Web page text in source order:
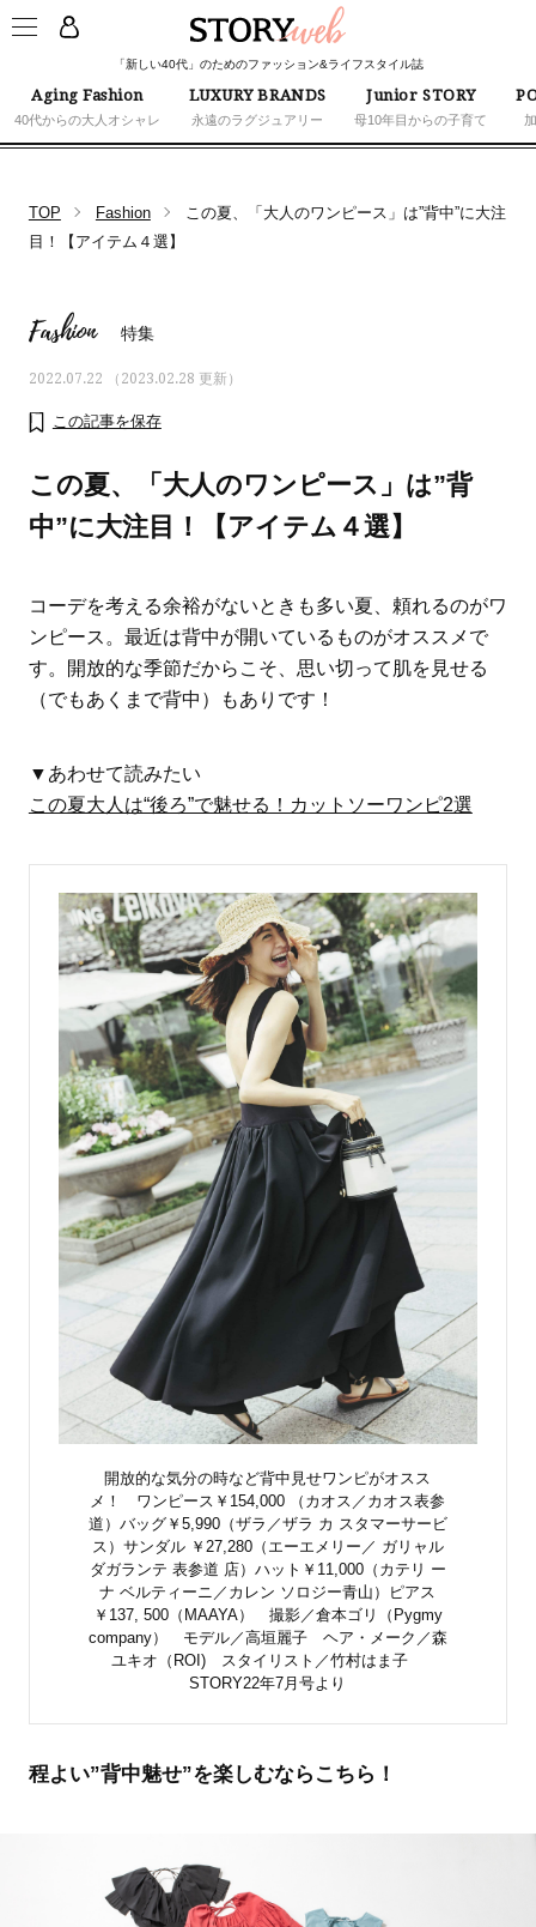
「新しい40代」のためのファッション&ライフスタイル誌
Aging Fashion
40代からの大人オシャレ
LUXURY BRANDS
永遠のラグジュアリー
Junior STORY
母10年目からの子育て
ママとパパに贈る「ジェンダーレ
ス学」
人気の40代髪型・ヘア
タログ
TOP Fashion
この夏、「大人のワンピース」は”背中”に大注
目！【アイテム４選】
Fashion 特集
2022.07.22 （2023.02.28 更新）
この記事を保存
この夏、「大人のワンピース」は”背
中”に大注目！【アイテム４選】
コーデを考える余裕がないときも多い夏、頼れるのがワ
ンピース。最近は背中が開いているものがオススメで
す。開放的な季節だからこそ、思い切って肌を見せる
（でもあくまで背中）もありです！
▼あわせて読みたい
この夏大人は“後ろ”で魅せる！カットソーワンピ2選
開放的な気分の時など背中見せワンピがオスス
メ！ ワンピース￥154,000 （カオス／カオス表参
道）バッグ￥5,990（ザラ／ザラ カ スタマーサービ
ス）サンダル ￥27,280（エーエメリー／ ガリャル
ダガランテ 表参道 店）ハット￥11,000（カテリ ー
ナ ベルティーニ／カレン ソロジー青山）ピアス
￥137, 500（MAAYA） 撮影／倉本ゴリ（Pygmy
company） モデル／高垣麗子 ヘア・メーク／森
ユキオ（ROI) スタイリスト／竹村はま子
STORY22年7月号より
程よい”背中魅せ”を楽しむならこちら！